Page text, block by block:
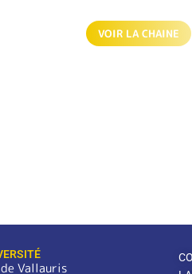
VOIR LA CHAINE
Vallauris